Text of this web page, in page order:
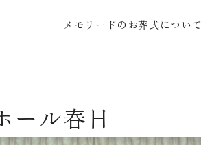
メモリードのお葬式について
ール春日